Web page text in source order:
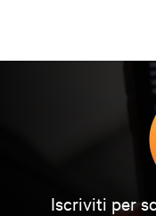
Iscriviti per